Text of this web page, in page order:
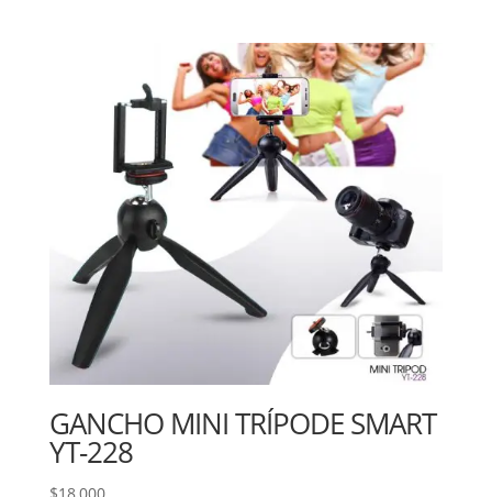
GANCHO MINI TRÍPODE SMART
YT-228